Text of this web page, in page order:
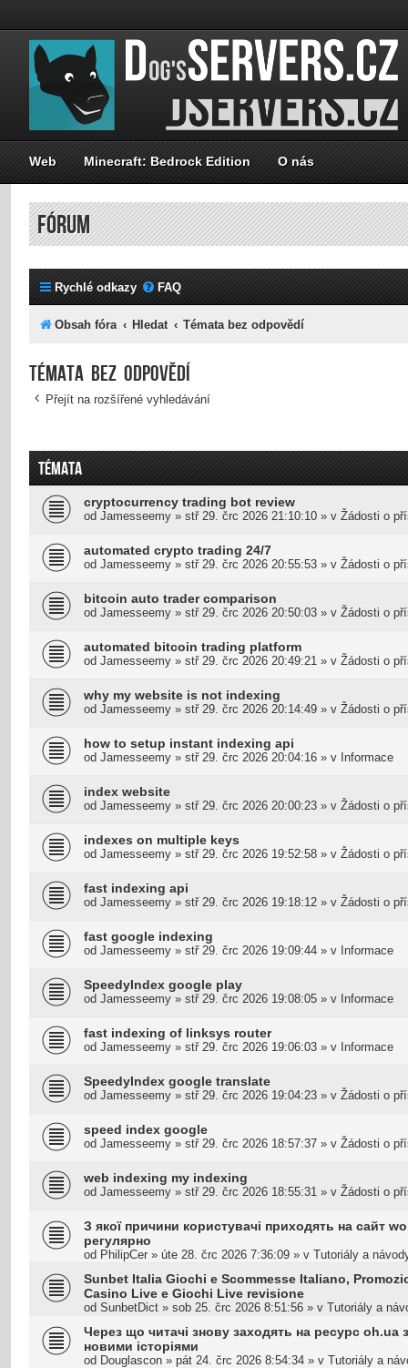
Web Minecraft: Bedrock Edition O nás
FÓRUM
Rychlé odkazy FAQ
Obsah fóra Hledat Témata bez odpovědí
Témata bez odpovědí
Přejít na rozšířené vyhledávání
TÉMATA
cryptocurrency trading bot review
od Jamesseemy » stř 29. črc 2026 21:10:10 » v Žádosti o
automated crypto trading 24/7
od Jamesseemy » stř 29. črc 2026 20:55:53 » v Žádosti o
bitcoin auto trader comparison
od Jamesseemy » stř 29. črc 2026 20:50:03 » v Žádosti o
automated bitcoin trading platform
od Jamesseemy » stř 29. črc 2026 20:49:21 » v Žádosti o
why my website is not indexing
od Jamesseemy » stř 29. črc 2026 20:14:49 » v Žádosti o
how to setup instant indexing api
od Jamesseemy » stř 29. črc 2026 20:04:16 » v Informace
index website
od Jamesseemy » stř 29. črc 2026 20:00:23 » v Žádosti o
indexes on multiple keys
od Jamesseemy » stř 29. črc 2026 19:52:58 » v Žádosti o
fast indexing api
od Jamesseemy » stř 29. črc 2026 19:18:12 » v Žádosti o
fast google indexing
od Jamesseemy » stř 29. črc 2026 19:09:44 » v Informace
SpeedyIndex google play
od Jamesseemy » stř 29. črc 2026 19:08:05 » v Informace
fast indexing of linksys router
od Jamesseemy » stř 29. črc 2026 19:06:03 » v Informace
SpeedyIndex google translate
od Jamesseemy » stř 29. črc 2026 19:04:23 » v Žádosti o
speed index google
od Jamesseemy » stř 29. črc 2026 18:57:37 » v Žádosti o
web indexing my indexing
od Jamesseemy » stř 29. črc 2026 18:55:31 » v Žádosti o
З якої причини користувачі приходять на сайт
регулярно
od PhilipCer » úte 28. črc 2026 7:36:09 » v Tutoriály a
Sunbet Italia Giochi e Scommesse Italiano,
Casino Live e Giochi Live revisione
od SunbetDict » sob 25. črc 2026 8:51:56 » v Tutoriály a
Через що читачі знову заходять на ресурс oh.ua
новими історіями
od Douglascon » pát 24. črc 2026 8:54:34 » v Tutoriály a